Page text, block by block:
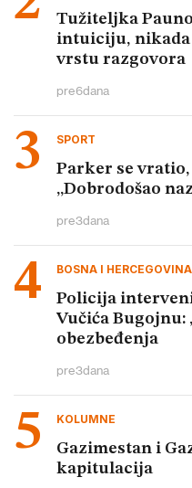
Tužiteljka
intuiciju, nikada
vrstu razgovora
pre6dana
SPORT
Parker se
„Dobrodošao
pre3dana
BOSNA I HERCEGOVINA
Policija
Vučića Bugojnu:
obezbeđenja
pre3dana
KOLUMNE
Gazimestan i
kapitulacija